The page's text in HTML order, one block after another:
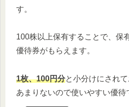
す。
100株以上保有することで、保
優待券がもらえます。
1枚、100円分と小分けにされ
あまりないので使いやすい優待